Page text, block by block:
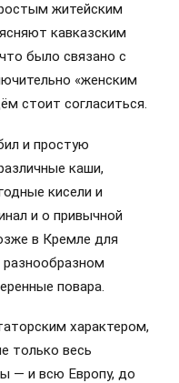
житейским
кавказским
было связано с
«женским
стоит согласиться.
и простую
каши,
кисели и
и о привычной
в Кремле для
повара.
характером,
только весь
— и всю Европу, до